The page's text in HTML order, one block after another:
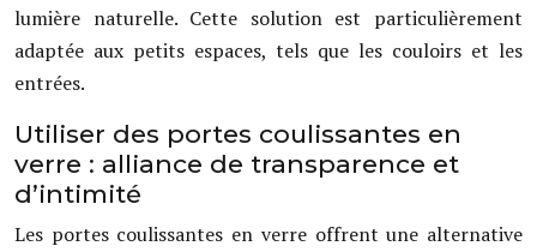
lumière naturelle. Cette solution est particulièrement
adaptée aux petits espaces, tels que les couloirs et les
entrées.
Utiliser des portes coulissantes en
verre : alliance de transparence et
d’intimité
Les portes coulissantes en verre offrent une alternative